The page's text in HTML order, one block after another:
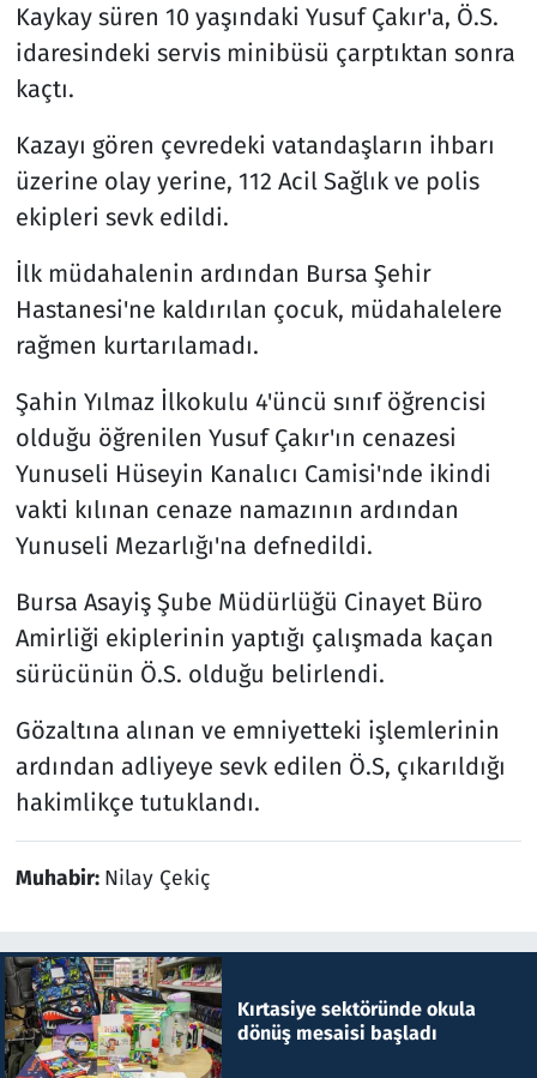
Kaykay süren 10 yaşındaki Yusuf Çakır'a, Ö.S.
idaresindeki servis minibüsü çarptıktan sonra
kaçtı.
Kazayı gören çevredeki vatandaşların ihbarı
üzerine olay yerine, 112 Acil Sağlık ve polis
ekipleri sevk edildi.
İlk müdahalenin ardından Bursa Şehir
Hastanesi'ne kaldırılan çocuk, müdahalelere
rağmen kurtarılamadı.
Şahin Yılmaz İlkokulu 4'üncü sınıf öğrencisi
olduğu öğrenilen Yusuf Çakır'ın cenazesi
Yunuseli Hüseyin Kanalıcı Camisi'nde ikindi
vakti kılınan cenaze namazının ardından
Yunuseli Mezarlığı'na defnedildi.
Bursa Asayiş Şube Müdürlüğü Cinayet Büro
Amirliği ekiplerinin yaptığı çalışmada kaçan
sürücünün Ö.S. olduğu belirlendi.
Gözaltına alınan ve emniyetteki işlemlerinin
ardından adliyeye sevk edilen Ö.S, çıkarıldığı
hakimlikçe tutuklandı.
Muhabir: Nilay Çekiç
Kırtasiye sektöründe okula
dönüş mesaisi başladı
Spor
Televizyon